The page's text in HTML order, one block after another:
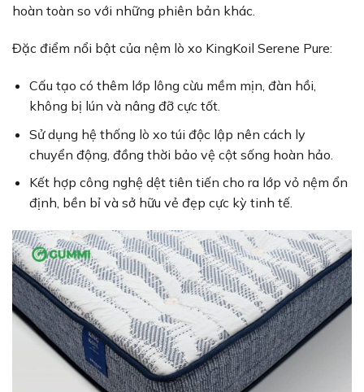
hoàn toàn so với những phiên bản khác.
Đặc điểm nổi bật của nệm lò xo KingKoil Serene Pure:
Cấu tạo có thêm lớp lông cừu mềm mịn, đàn hồi,
không bị lún và nâng đỡ cực tốt.
Sử dụng hệ thống lò xo túi độc lập nên cách ly
chuyển động, đồng thời bảo vệ cột sống hoàn hảo.
Kết hợp công nghệ dệt tiên tiến cho ra lớp vỏ nệm ổn
định, bền bỉ và sở hữu vẻ đẹp cực kỳ tinh tế.